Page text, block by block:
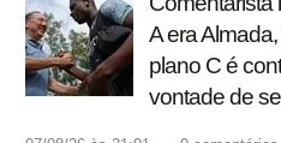
A era
plano C é
vontade de